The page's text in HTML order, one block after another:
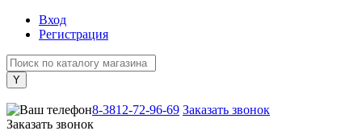
Вход
Регистрация
8-3812-72-96-69 Заказать звонок
Заказать звонок